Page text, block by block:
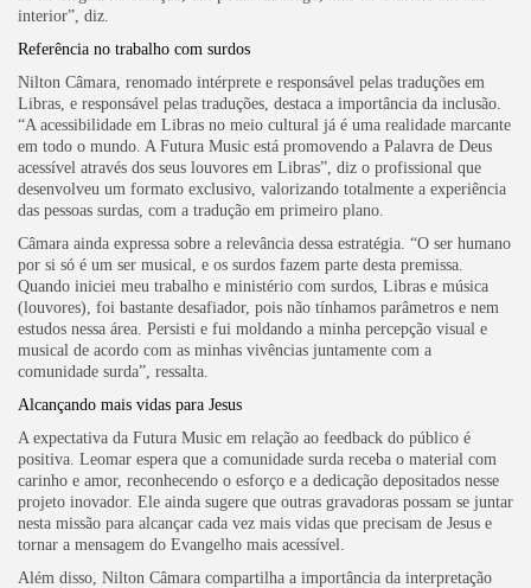
interior”, diz.
Referência no trabalho com surdos
Nilton Câmara, renomado intérprete e responsável pelas traduções em
Libras, e responsável pelas traduções, destaca a importância da inclusão.
“A acessibilidade em Libras no meio cultural já é uma realidade marcante
em todo o mundo. A Futura Music está promovendo a Palavra de Deus
acessível através dos seus louvores em Libras”, diz o profissional que
desenvolveu um formato exclusivo, valorizando totalmente a experiência
das pessoas surdas, com a tradução em primeiro plano.
Câmara ainda expressa sobre a relevância dessa estratégia. “O ser humano
por si só é um ser musical, e os surdos fazem parte desta premissa.
Quando iniciei meu trabalho e ministério com surdos, Libras e música
(louvores), foi bastante desafiador, pois não tínhamos parâmetros e nem
estudos nessa área. Persisti e fui moldando a minha percepção visual e
musical de acordo com as minhas vivências juntamente com a
comunidade surda”, ressalta.
Alcançando mais vidas para Jesus
A expectativa da Futura Music em relação ao feedback do público é
positiva. Leomar espera que a comunidade surda receba o material com
carinho e amor, reconhecendo o esforço e a dedicação depositados nesse
projeto inovador. Ele ainda sugere que outras gravadoras possam se juntar
nesta missão para alcançar cada vez mais vidas que precisam de Jesus e
tornar a mensagem do Evangelho mais acessível.
Além disso, Nilton Câmara compartilha a importância da interpretação